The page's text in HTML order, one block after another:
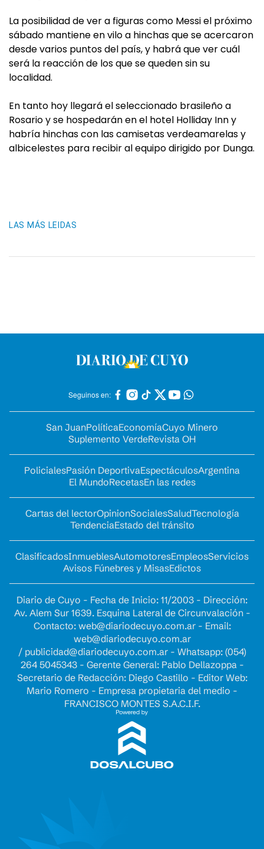
La posibilidad de ver a figuras como Messi el próximo
sábado mantiene en vilo a hinchas que se acercaron
desde varios puntos del país, y habrá que ver cuál
será la reacción de los que se queden sin su
localidad.
En tanto hoy llegará el seleccionado brasileño a
Rosario y se hospedarán en el hotel Holliday Inn y
habría hinchas con las camisetas verdeamarelas y
albicelestes para recibir al equipo dirigido por Dunga.
LAS MÁS LEIDAS
Seguinos en:
San JuanPolíticaEconomíaCuyo Minero
Suplemento VerdeRevista OH
PolicialesPasión DeportivaEspectáculosArgentina
El MundoRecetasEn las redes
Cartas del lectorOpinionSocialesSaludTecnología
TendenciaEstado del tránsito
ClasificadosInmueblesAutomotoresEmpleosServicios
Avisos Fúnebres y MisasEdictos
Diario de Cuyo - Fecha de Inicio: 11/2003 - Dirección:
Av. Alem Sur 1639. Esquina Lateral de Circunvalación -
Contacto: web@diariodecuyo.com.ar- Email:
web@diariodecuyo.com.ar
/ publicidad@diariodecuyo.com.ar- Whatsapp: (054)
264 5045343 - Gerente General: Pablo Dellazoppa -
Secretario de Redacción: Diego Castillo - Editor Web:
Mario Romero - Empresa propietaria del medio -
FRANCISCO MONTES S.A.C.I.F.